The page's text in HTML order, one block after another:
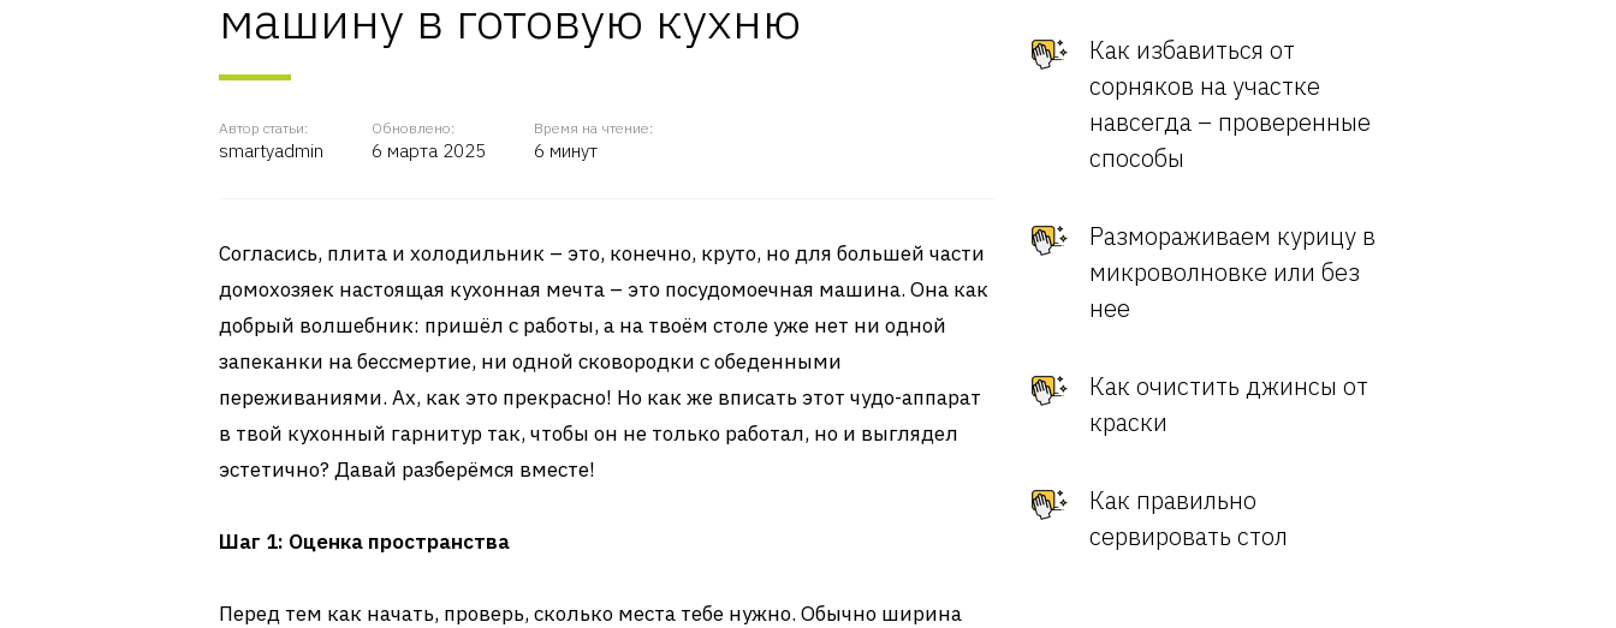
машину в готовую кухню
Автор статьи:
smartyadmin
Обновлено:
6 марта 2025
Время на чтение:
6 минут
Согласись, плита и холодильник – это, конечно, круто, но для большей части
домохозяек настоящая кухонная мечта – это посудомоечная машина. Она как
добрый волшебник: пришёл с работы, а на твоём столе уже нет ни одной
запеканки на бессмертие, ни одной сковородки с обеденными
переживаниями. Ах, как это прекрасно! Но как же вписать этот чудо-аппарат
в твой кухонный гарнитур так, чтобы он не только работал, но и выглядел
эстетично? Давай разберёмся вместе!
Шаг 1: Оценка пространства
Перед тем как начать, проверь, сколько места тебе нужно. Обычно ширина
Как избавиться от
сорняков на участке
навсегда – проверенные
способы
Размораживаем курицу в
микроволновке или без
нее
Как очистить джинсы от
краски
Как правильно
сервировать стол